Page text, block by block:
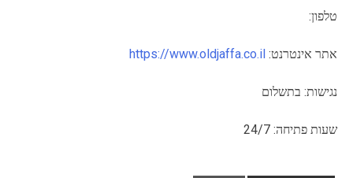
טלפון:
אתר אינטרנט: https://www.oldjaffa.co.il
נגישות: בתשלום
שעות פתיחה: 24/7